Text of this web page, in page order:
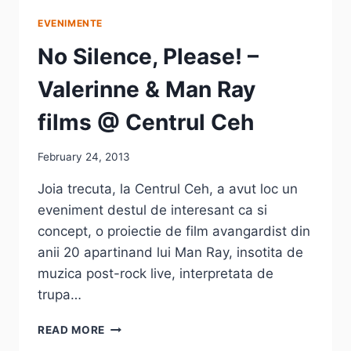
EVENIMENTE
No Silence, Please! –
Valerinne & Man Ray
films @ Centrul Ceh
February 24, 2013
Joia trecuta, la Centrul Ceh, a avut loc un
eveniment destul de interesant ca si
concept, o proiectie de film avangardist din
anii 20 apartinand lui Man Ray, insotita de
muzica post-rock live, interpretata de
trupa…
READ MORE NO